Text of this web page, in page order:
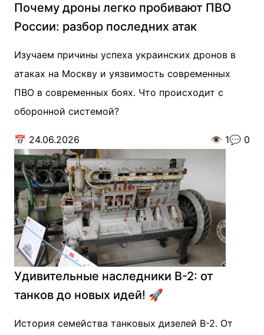
Почему дроны легко пробивают ПВО
России: разбор последних атак
Изучаем причины успеха украинских дронов в
атаках на Москву и уязвимость современных
ПВО в современных боях. Что происходит с
оборонной системой?
📅 24.06.2026 👁️ 1💬 0
Удивительные наследники В-2: от
танков до новых идей! 🚀
История семейства танковых дизелей В-2. От